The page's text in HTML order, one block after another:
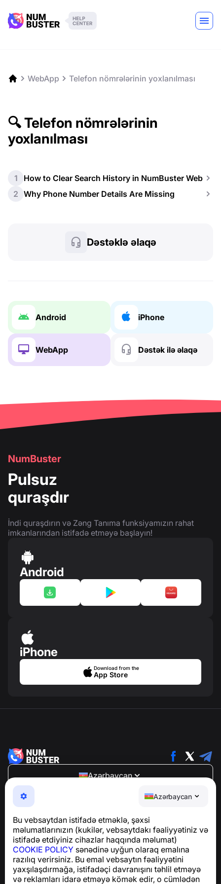
Azərbaycan
Bu vebsaytdan istifadə etməklə, şəxsi
məlumatlarınızın (kukilər, vebsaytdakı fəaliyyətiniz və
istifadə etdiyiniz cihazlar haqqında məlumat)
COOKIE POLICY sənədinə uyğun olaraq emalına
razılıq verirsiniz. Bu emal vebsaytın fəaliyyətini
yaxşılaşdırmağa, istifadəçi davranışını təhlil etməyə
və reklamları idarə etməyə kömək edir, o cümlədən
WebApp Telefon nömrələrinin yoxlanılması
🔍 Telefon nömrələrinin
yoxlanılması
1
How to Clear Search History in NumBuster Web
2 Why Phone Number Details Are Missing
Dəstəklə əlaqə
Android iPhone
WebApp Dəstək ilə əlaqə
NumBuster
Pulsuz
quraşdır
İndi quraşdırın və Zəng Tanıma funksiyamızın rahat
imkanlarından istifadə etməyə başlayın!
Android
iPhone
Download from the
App Store
Azərbaycan
NumBuster © 2013—2026 ·
support@numbuster.com
Telefon fırıldaqlarından, spam və arzuolunmaz
GDPR uyğunluğu ilə bağlı suallar üçün:
support@numbuster.com
Yardım Mərkəzi
Xəbərlər və Məqalələr